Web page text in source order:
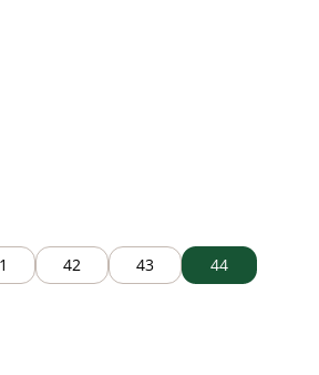
42 43
44
Wert ein oder